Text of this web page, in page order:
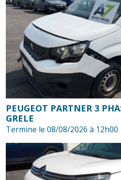
PEUGEOT PARTNER 3
GRELE
Termine le 08/08/2026 à 12h00